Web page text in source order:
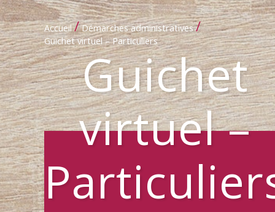
Accueil / Démarches administratives /
Guichet virtuel – Particuliers
Guichet
virtuel –